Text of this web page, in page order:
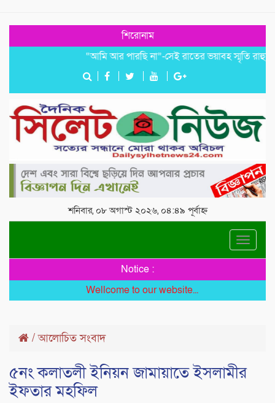
শিরোনাম
“আমি আর পারছি না”-সেই রাতের ভয়াবহ স্মৃতি রাহুলের
শনিবার, ০৮ অগাস্ট ২০২৬, ০৪:৪৯ পূর্বাহ্ন
Toggle
Notice :
Wellcome to our website...
/আলোচিত সংবাদ
৫নং কলাতলী ইনিয়ন জামায়াতে ইসলামীর
ইফতার মহফিল